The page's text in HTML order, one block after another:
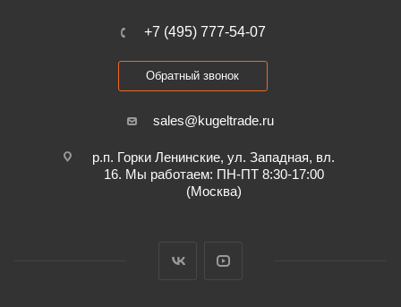
+7 (495) 777-54-07
Обратный звонок
sales@kugeltrade.ru
р.п. Горки Ленинские, ул. Западная, вл.
16. Мы работаем: ПН-ПТ 8:30-17:00
(Москва)